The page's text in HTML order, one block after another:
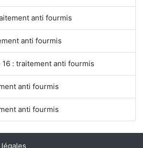
anti fourmis
anti fourmis
: traitement anti fourmis
anti fourmis
anti fourmis